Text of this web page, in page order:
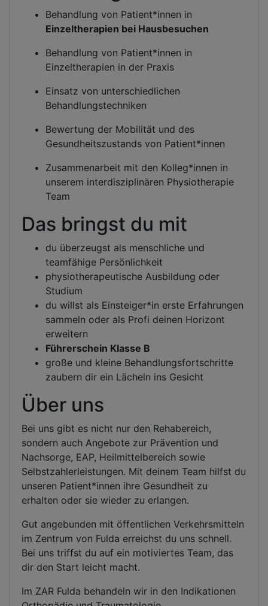
Behandlung von Patient*innen in
Einzeltherapien bei Hausbesuchen
Behandlung von Patient*innen in
Einzeltherapien in der Praxis
Einsatz von unterschiedlichen
Behandlungstechniken
Bewertung der Mobilität und des
Gesundheitszustands von Patient*innen
Zusammenarbeit mit den Kolleg*innen in
unserem interdisziplinären Physiotherapie
Team
Das bringst du mit
du überzeugst als menschliche und
teamfähige Persönlichkeit
physiotherapeutische Ausbildung oder
Studium
du willst als Einsteiger*in erste Erfahrungen
sammeln oder als Profi deinen Horizont
erweitern
Führerschein Klasse B
große und kleine Behandlungsfortschritte
zaubern dir ein Lächeln ins Gesicht
Über uns
Bei uns gibt es nicht nur den Rehabereich,
sondern auch Angebote zur Prävention und
Nachsorge, EAP, Heilmittelbereich sowie
Selbstzahlerleistungen. Mit deinem Team hilfst du
unseren Patient*innen ihre Gesundheit zu
erhalten oder sie wieder zu erlangen.
Gut angebunden mit öffentlichen Verkehrsmitteln
im Zentrum von Fulda erreichst du uns schnell.
Bei uns triffst du auf ein motiviertes Team, das
dir den Start leicht macht.
Im ZAR Fulda behandeln wir in den Indikationen